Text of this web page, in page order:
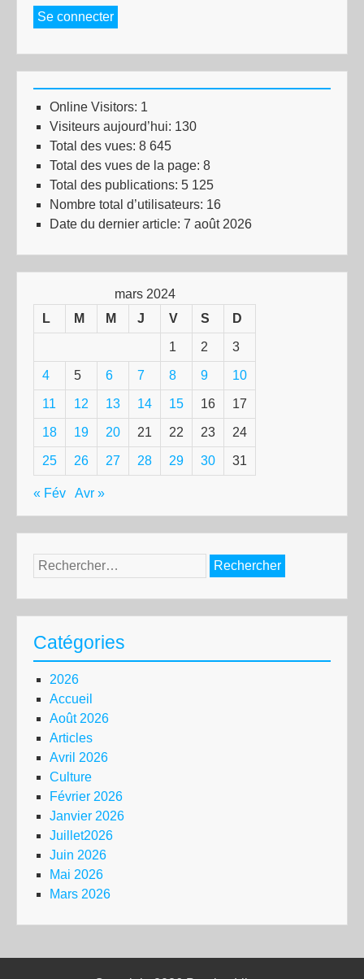
Se connecter
Online Visitors: 1
Visiteurs aujourd’hui: 130
Total des vues: 8 645
Total des vues de la page: 8
Total des publications: 5 125
Nombre total d’utilisateurs: 16
Date du dernier article: 7 août 2026
mars 2024
L
M M J V S D
1 2 3
4 5 6 7 8 9 10
11 12 13 14 15 16 17
18 19 20 21 22 23 24
25 26 27 28 29 30 31
« Fév Avr »
Rechercher :
Catégories
2026
Accueil
Août 2026
Articles
Avril 2026
Culture
Février 2026
Janvier 2026
Juillet2026
Juin 2026
Mai 2026
Mars 2026